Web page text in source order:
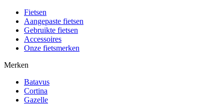
Fietsen
Aangepaste fietsen
Gebruikte fietsen
Accessoires
Onze fietsmerken
Merken
Batavus
Cortina
Gazelle